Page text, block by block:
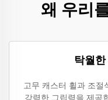
왜 우리
탁월
고무 캐스터 휠과 조절
강력한 그립력을 제공